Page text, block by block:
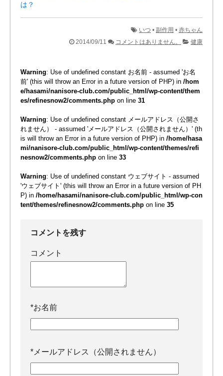
は？
いつ • 副作用 • 赤ちゃん
2014/09/11
コメントはありません。 健康
Warning: Use of undefined constant お名前 - assumed 'お名
前' (this will throw an Error in a future version of PHP) in /hom
e/hasami/nanisore-club.com/public_html/wp-content/them
es/refinesnow2/comments.php on line 31
Warning: Use of undefined constant メールアドレス（公開さ
れません） - assumed 'メールアドレス（公開されません）' (th
is will throw an Error in a future version of PHP) in /home/hasa
mi/nanisore-club.com/public_html/wp-content/themes/refi
nesnow2/comments.php on line 33
Warning: Use of undefined constant ウェブサイト - assumed
'ウェブサイト' (this will throw an Error in a future version of PH
P) in /home/hasami/nanisore-club.com/public_html/wp-con
tent/themes/refinesnow2/comments.php on line 35
コメントを残す
コメント
*お名前
* メールアドレス（公開されません）